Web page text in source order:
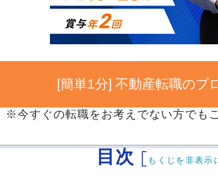
[簡単1分] 不動産転職のプ
※今すぐの転職をお考えでない方でも
目次 [ もくじを非表示